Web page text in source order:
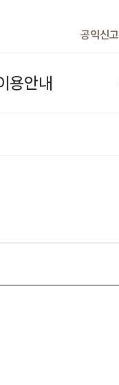
바로가기
공익신고
용안내